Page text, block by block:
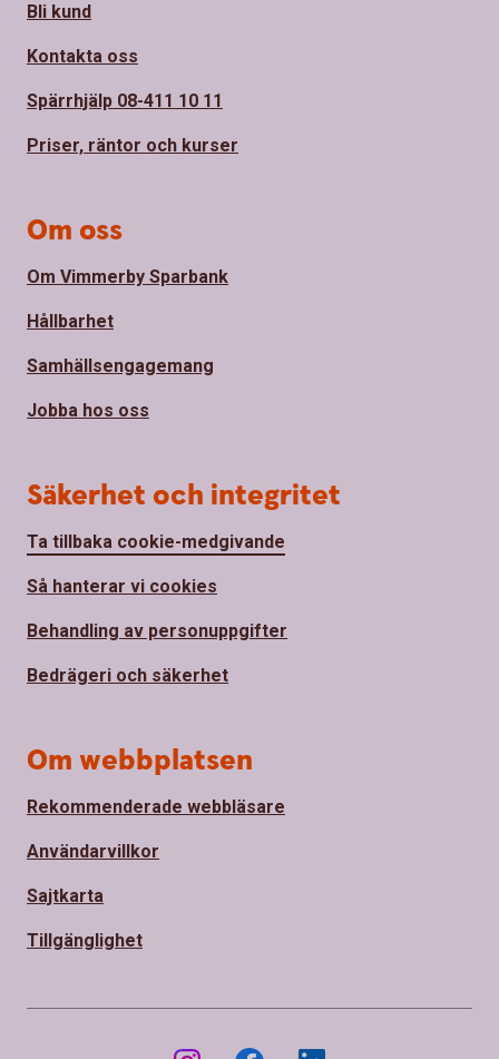
Bli kund
Kontakta oss
Spärrhjälp 08-411 10 11
Priser, räntor och kurser
Om oss
Om Vimmerby Sparbank
Hållbarhet
Samhällsengagemang
Jobba hos oss
Säkerhet och integritet
Ta tillbaka cookie-medgivande
Så hanterar vi cookies
Behandling av personuppgifter
Bedrägeri och säkerhet
Om webbplatsen
Rekommenderade webbläsare
Användarvillkor
Sajtkarta
Tillgänglighet